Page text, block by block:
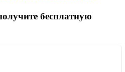
бесплатную